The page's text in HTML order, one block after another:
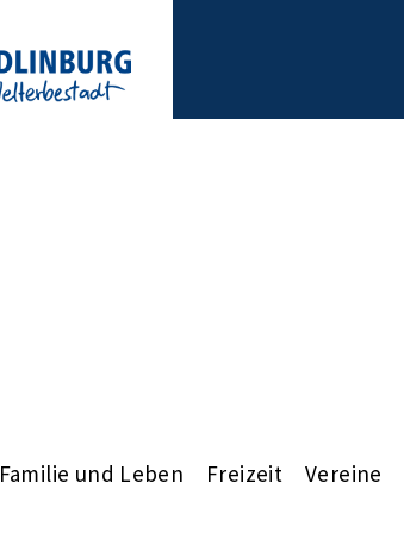
Familie und Leben Freizeit Vereine